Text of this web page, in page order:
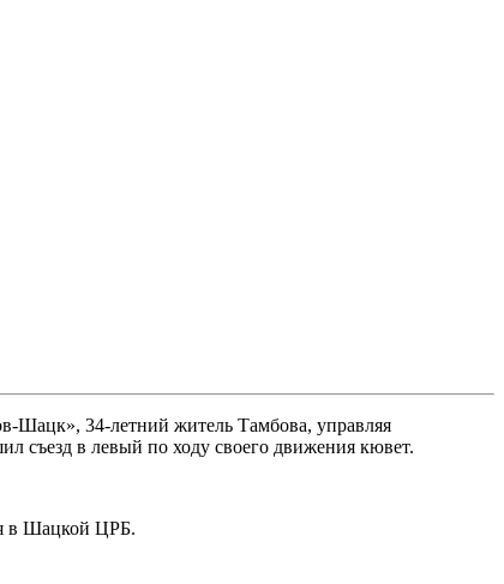
Шацк», 34-летний житель Тамбова, управляя
съезд в левый по ходу своего движения кювет.
в Шацкой ЦРБ.